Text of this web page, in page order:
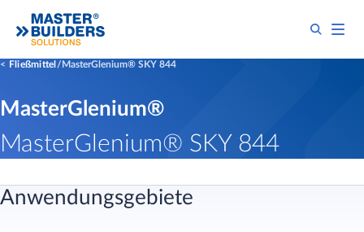
Fließmittel MasterGlenium® SKY 844
MasterGlenium®
MasterGlenium® SKY 844
Anwendungsgebiete